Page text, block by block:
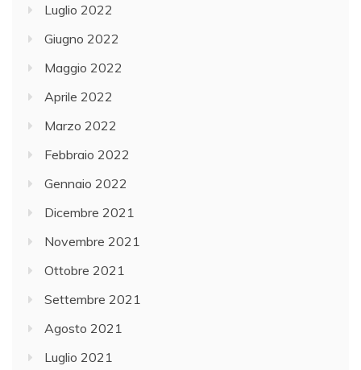
Luglio 2022
Giugno 2022
Maggio 2022
Aprile 2022
Marzo 2022
Febbraio 2022
Gennaio 2022
Dicembre 2021
Novembre 2021
Ottobre 2021
Settembre 2021
Agosto 2021
Luglio 2021